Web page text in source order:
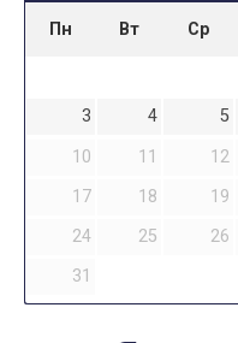
Пн Вт Ср
3
4 5
10
11 12
17
18 19
24
25 26
31